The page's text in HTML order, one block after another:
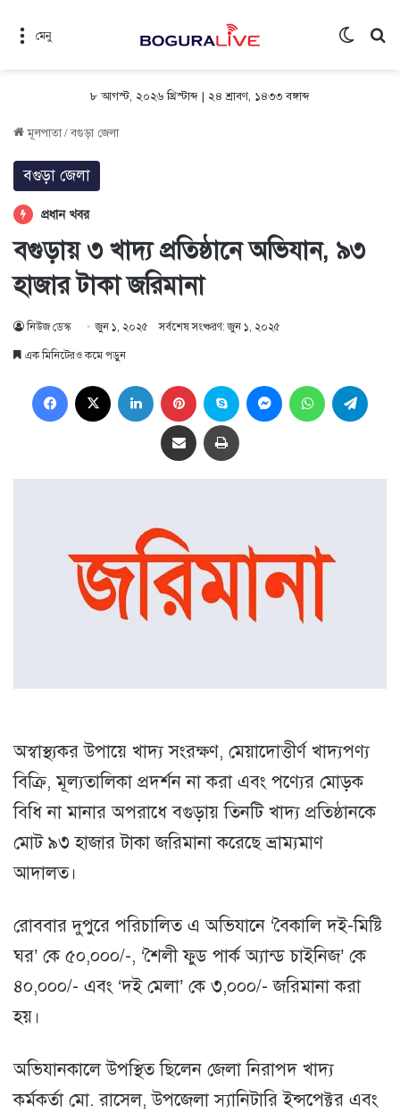
মেনু
৮ আগস্ট, ২০২৬ খ্রিস্টাব্দ | ২৪ শ্রাবণ, ১৪৩৩ বঙ্গাব্দ
মূলপাতা/বগুড়া জেলা
বগুড়া জেলা
প্রধান খবর
বগুড়ায় ৩ খাদ্য প্রতিষ্ঠানে অভিযান, ৯৩
হাজার টাকা জরিমানা
নিউজ ডেস্ক জুন ১, ২০২৫ সর্বশেষ সংষ্করণ: জুন ১, ২০২৫
এক মিনিটেরও কমে পড়ুন
Facebook LinkedIn Pinterest Skype MessengerWhatsApp
Share via Email প্রিন্ট
অস্বাস্থ্যকর উপায়ে খাদ্য সংরক্ষণ, মেয়াদোত্তীর্ণ খাদ্যপণ্য
বিক্রি, মূল্যতালিকা প্রদর্শন না করা এবং পণ্যের মোড়ক
বিধি না মানার অপরাধে বগুড়ায় তিনটি খাদ্য প্রতিষ্ঠানকে
মোট ৯৩ হাজার টাকা জরিমানা করেছে ভ্রাম্যমাণ
আদালত।
রোববার দুপুরে পরিচালিত এ অভিযানে ‘বৈকালি দই-মিষ্টি
ঘর’ কে ৫০,০০০/-, ‘শৈলী ফুড পার্ক অ্যান্ড চাইনিজ’ কে
৪০,০০০/- এবং ‘দই মেলা’ কে ৩,০০০/- জরিমানা করা
হয়।
অভিযানকালে উপস্থিত ছিলেন জেলা নিরাপদ খাদ্য
কর্মকর্তা মো. রাসেল, উপজেলা স্যানিটারি ইন্সপেক্টর এবং